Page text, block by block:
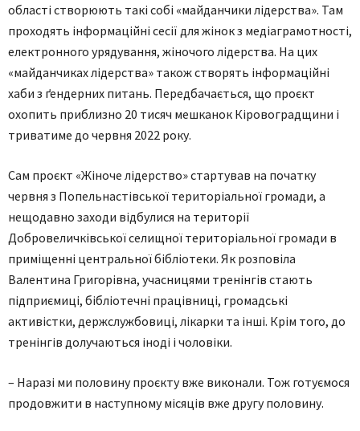
області створюють такі собі «майданчики лідерства». Там
проходять інформаційні сесії для жінок з медіаграмотності,
електронного урядування, жіночого лідерства. На цих
«майданчиках лідерства» також створять інформаційні
хаби з ґендерних питань. Передбачається, що проєкт
охопить приблизно 20 тисяч мешканок Кіровоградщини і
триватиме до червня 2022 року.
Сам проєкт «Жіноче лідерство» стартував на початку
червня з Попельнастівської територіальної громади, а
нещодавно заходи відбулися на території
Добровеличківської селищної територіальної громади в
приміщенні центральної бібліотеки. Як розповіла
Валентина Григорівна, учасницями тренінгів стають
підприємиці, бібліотечні працівниці, громадські
активістки, держслужбовиці, лікарки та інші. Крім того, до
тренінгів долучаються іноді і чоловіки.
– Наразі ми половину проєкту вже виконали. Тож готуємося
продовжити в наступному місяців вже другу половину.